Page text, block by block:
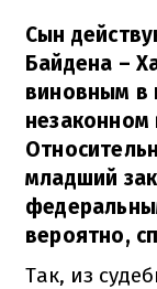
Сын
Байдена –
виновным в
младший
вероятно,
Так, из